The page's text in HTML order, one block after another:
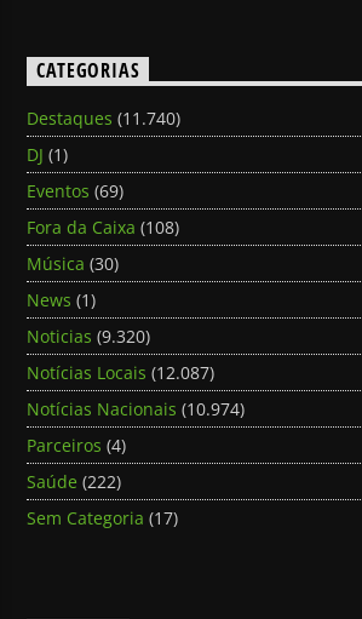
CATEGORIAS
Destaques (11.740)
DJ (1)
Eventos (69)
Fora da Caixa (108)
Música (30)
News (1)
Noticias (9.320)
Notícias Locais (12.087)
Notícias Nacionais (10.974)
Parceiros (4)
Saúde (222)
Sem Categoria (17)